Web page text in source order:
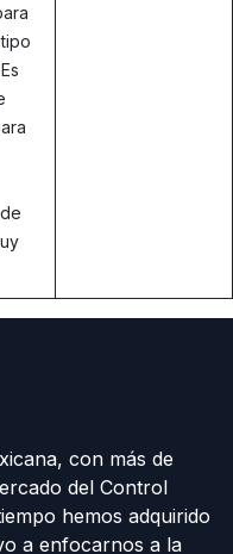
con más de
del Control
hemos adquirido
a enfocarnos a la